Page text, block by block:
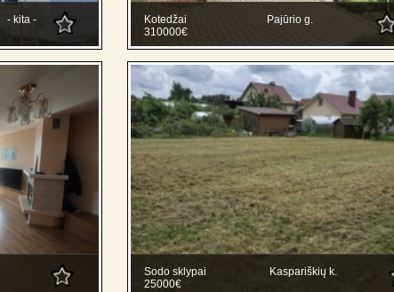
- kita -
Kotedžai
Pajūrio g.
310000€
Sodo sklypai
Kaspariškių k.
25000€